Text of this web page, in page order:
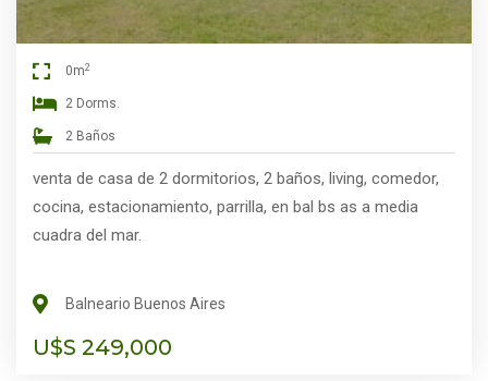
0m2
2 Dorms.
2 Baños
venta de casa de 2 dormitorios, 2 baños, living, comedor,
cocina, estacionamiento, parrilla, en bal bs as a media
cuadra del mar.
Balneario Buenos Aires
U$S 249,000